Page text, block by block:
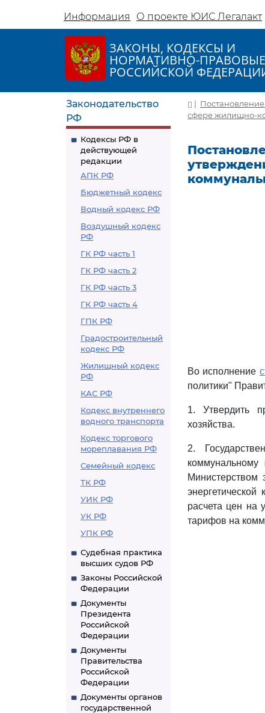
Информация О проекте ЮИС Легалакт
ЗАКОНЫ, КОДЕКСЫ И
НОРМАТИВНО-
РОССИЙСКОЙ
Законодательство
РФ
Кодексы РФ в
действующей
редакции
АПК РФ
Бюджетный кодекс
Водный кодекс РФ
Воздушный кодекс
РФ
ГК РФ часть 1
ГК РФ часть 2
ГК РФ часть 3
ГК РФ часть 4
ГПК РФ
Градостроительный
кодекс РФ
Жилищный кодекс
РФ
КАС РФ
Кодекс внутреннего
водного транспорта
Кодекс торгового
мореплавания РФ
Семейный кодекс
ТК РФ
УИК РФ
УК РФ
УПК РФ
Судебная практика
высших судов РФ
Законы Российской
Федерации
Документы
Президента
Российской
Федерации
Документы
Правительства
Российской
Федерации
Документы органов
государственной
|
сфере жилищно-
Во исполнение
политики"
1. Утвердить
хозяйства.
2.
Министерством
расчета цен на
тарифов на